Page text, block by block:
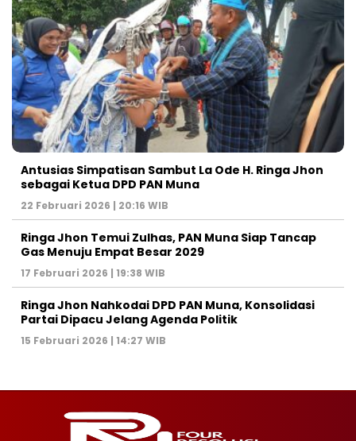
Antusias Simpatisan Sambut La Ode H. Ringa Jhon
sebagai Ketua DPD PAN Muna
22 Februari 2026 | 20:16 WIB
Ringa Jhon Temui Zulhas, PAN Muna Siap Tancap
Gas Menuju Empat Besar 2029
17 Februari 2026 | 19:38 WIB
Ringa Jhon Nahkodai DPD PAN Muna, Konsolidasi
Partai Dipacu Jelang Agenda Politik
15 Februari 2026 | 14:27 WIB